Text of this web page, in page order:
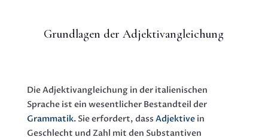
Grundlagen der Adjektivangleichung
Die Adjektivangleichung in der italienischen
Sprache ist ein wesentlicher Bestandteil der
Grammatik. Sie erfordert, dass Adjektivein
Geschlecht und Zahl mit den Substantiven